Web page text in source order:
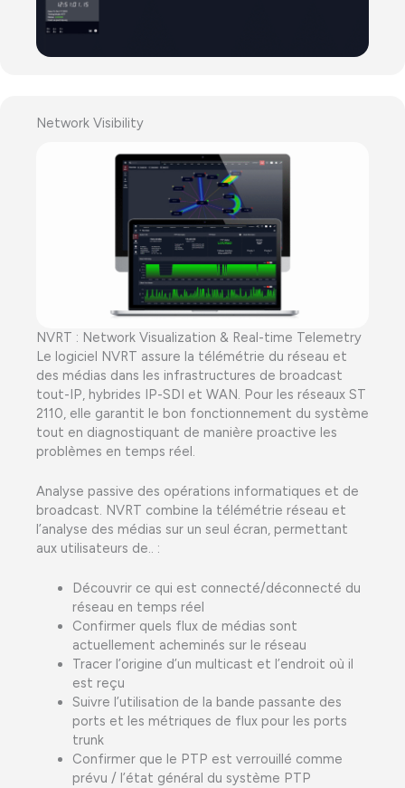
Network Visibility
NVRT : Network Visualization & Real-time Telemetry
Le logiciel NVRT assure la télémétrie du réseau et
des médias dans les infrastructures de broadcast
tout-IP, hybrides IP-SDI et WAN. Pour les réseaux ST
2110, elle garantit le bon fonctionnement du système
tout en diagnostiquant de manière proactive les
problèmes en temps réel.
Analyse passive des opérations informatiques et de
broadcast. NVRT combine la télémétrie réseau et
l’analyse des médias sur un seul écran, permettant
aux utilisateurs de.. :
Découvrir ce qui est connecté/déconnecté du
réseau en temps réel
Confirmer quels flux de médias sont
actuellement acheminés sur le réseau
Tracer l’origine d’un multicast et l’endroit où il
est reçu
Suivre l’utilisation de la bande passante des
ports et les métriques de flux pour les ports
trunk
Confirmer que le PTP est verrouillé comme
prévu / l’état général du système PTP